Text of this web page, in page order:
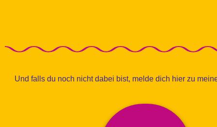
Und falls du noch nicht dabei bist, melde dich hier zu